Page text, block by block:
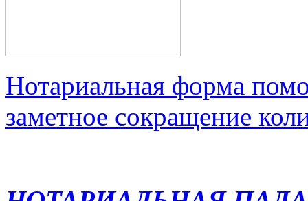
Нотариальная форма
заметное сокращение